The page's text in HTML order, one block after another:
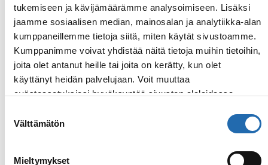
tukemiseen ja kävijämäärämme analysoimiseen. Lisäksi
jaamme sosiaalisen median, mainosalan ja analytiikka-alan
kumppaneillemme tietoja siitä, miten käytät sivustoamme.
Kumppanimme voivat yhdistää näitä tietoja muihin tietoihin,
joita olet antanut heille tai joita on kerätty, kun olet
käyttänyt heidän palvelujaan. Voit muuttaa
evästeasetuksiesi hyväksyntää sivuston alalaidassa
valinta
Välttämätön
Mieltymykset
Lue lisää
: Ennakkovaraajalle käyttörahaaVaraa
Katso kaikki
Ajankohtaista
5.6.2024